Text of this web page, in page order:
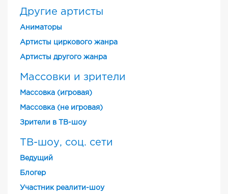
Другие артисты
Аниматоры
Артисты циркового жанра
Артисты другого жанра
Массовки и зрители
Массовка (игровая)
Массовка (не игровая)
Зрители в ТВ-шоу
ТВ-шоу, соц. сети
Ведущий
Блогер
Участник реалити-шоу